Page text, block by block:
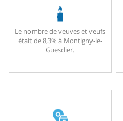
Le nombre de veuves et veufs
était de 8,3% à Montigny-le-
Guesdier.